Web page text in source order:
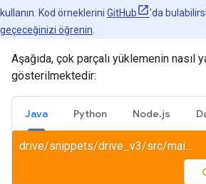
kullanın. Kod örneklerini GitHub 'da
geçeceğinizi öğrenin
Aşağıda, çok parçalı yüklemenin nasıl
gösterilmektedir:
Java Python Node.js
drive/snippets/drive_v3/src/main/java/UploadBasic.java